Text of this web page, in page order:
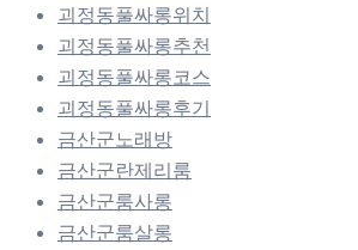
괴정동풀싸롱위치
괴정동풀싸롱추천
괴정동풀싸롱코스
괴정동풀싸롱후기
금산군노래방
금산군란제리룸
금산군룸사롱
금산군룸살롱